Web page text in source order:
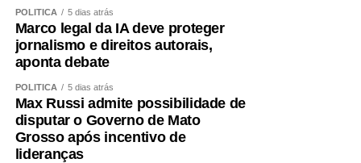
POLÍTICA 5 dias atrás
Marco legal da IA deve proteger
jornalismo e direitos autorais,
aponta debate
POLÍTICA 5 dias atrás
Max Russi admite possibilidade de
disputar o Governo de Mato
Grosso após incentivo de
lideranças